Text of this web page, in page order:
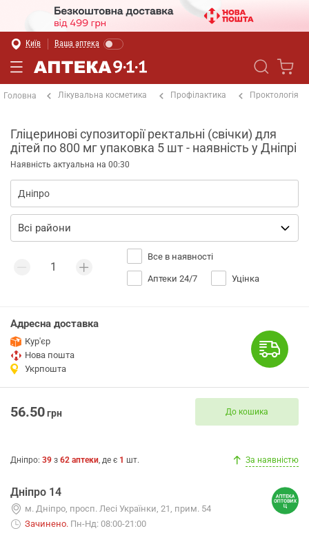
Київ Ваша аптека
Головна Лікувальна косметика Профілактика Проктологія
Гліцеринові супозиторії ректальні (свічки) для
дітей по 800 мг упаковка 5 шт - наявність у Дніпрі
Наявність актуальна на 00:30
Все в наявності
Аптеки 24/7 Уцінка
Адресна доставка
Кур'єр
Нова пошта
Укрпошта
56.50грн До кошика
Дніпро: 39 з 62 аптеки, де є 1 шт. За наявністю
Дніпро 14
м. Дніпро, просп. Лесі Українки, 21, прим. 54
Зачинено. Пн-Нд: 08:00-21:00